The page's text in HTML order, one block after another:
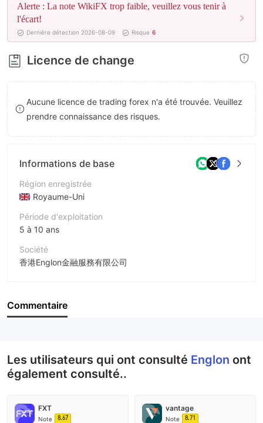
8
9
9
Alerte : La note WikiFX trop faible, veuillez vous tenir à
l'écart!
Dernière détection 2026-08-09 Risque 6
Licence de change
Aucune licence de trading forex n'a été trouvée. Veuillez
prendre connaissance des risques.
Informations de base
Région enregistrée
Royaume-Uni
Période d'exploitation
5 à 10 ans
Société
香港Englon金融服務有限公司
Personnel
Commentaire
Les utilisateurs qui ont consulté Englon ont
également consulté..
FXT
Note 8.67
vantage
Note 8.71